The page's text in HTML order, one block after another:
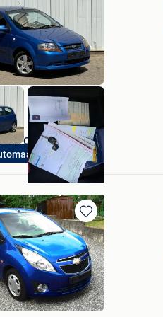
Favorieten
Airco
ICON Cars
Bewaren
in
Mijn
Favorieten